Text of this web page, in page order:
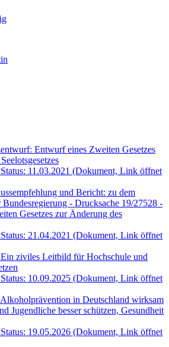
Entwurf eines Zweiten Gesetzes
11.03.2021 (Dokument, Link öffnet
und Bericht: zu dem
Bundesregierung - Drucksache 19/27528 -
Gesetzes zur Änderung des
21.04.2021 (Dokument, Link öffnet
ziviles Leitbild für Hochschule und
10.09.2025 (Dokument, Link öffnet
in Deutschland wirksam
Jugendliche besser schützen, Gesundheit
19.05.2026 (Dokument, Link öffnet